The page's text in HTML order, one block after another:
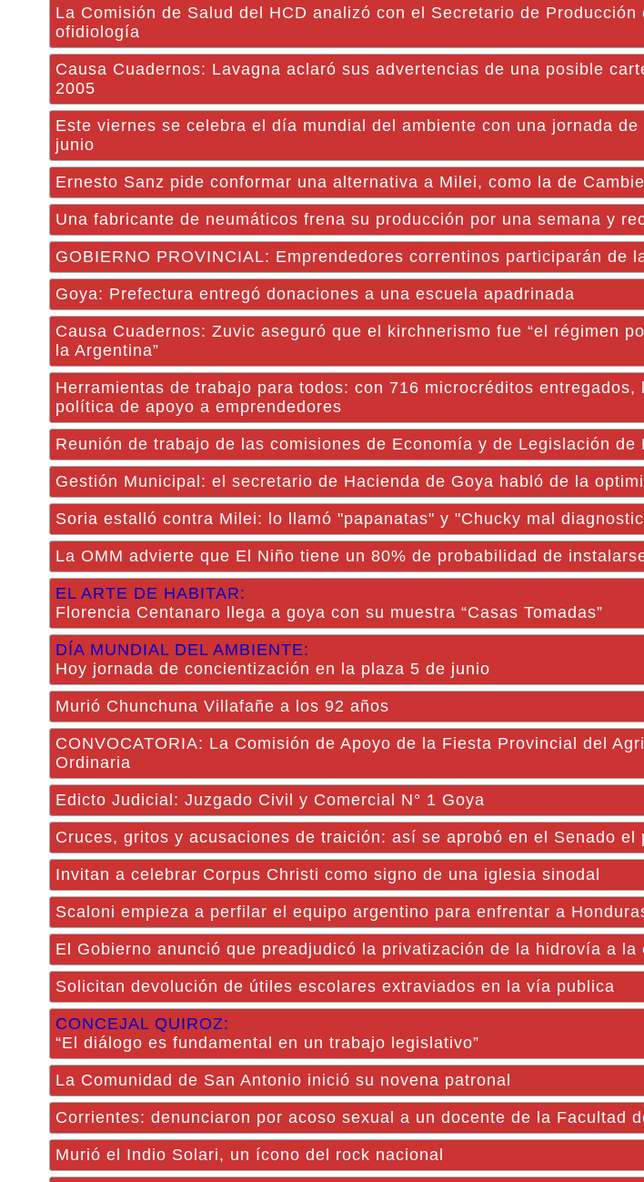
La Comisión de Salud del HCD analizó con el Secretario de
ofidiología
Causa Cuadernos: Lavagna aclaró sus advertencias de una posible
2005
Este viernes se celebra el día mundial del ambiente con una jornada
junio
Ernesto Sanz pide conformar una alternativa a Milei, como la de
Una fabricante de neumáticos frena su producción por una semana y
GOBIERNO PROVINCIAL: Emprendedores correntinos participarán de
Goya: Prefectura entregó donaciones a una escuela apadrinada
Causa Cuadernos: Zuvic aseguró que el kirchnerismo fue “el régimen
la Argentina”
Herramientas de trabajo para todos: con 716 microcréditos
política de apoyo a emprendedores
Reunión de trabajo de las comisiones de Economía y de Legislación de
Gestión Municipal: el secretario de Hacienda de Goya habló de la
Soria estalló contra Milei: lo llamó "papanatas" y "Chucky mal
La OMM advierte que El Niño tiene un 80% de probabilidad de
EL ARTE DE HABITAR:
Florencia Centanaro llega a goya con su muestra “Casas Tomadas”
DÍA MUNDIAL DEL AMBIENTE:
Hoy jornada de concientización en la plaza 5 de junio
Murió Chunchuna Villafañe a los 92 años
CONVOCATORIA: La Comisión de Apoyo de la Fiesta Provincial del
Ordinaria
Edicto Judicial: Juzgado Civil y Comercial N° 1 Goya
Cruces, gritos y acusaciones de traición: así se aprobó en el Senado
Invitan a celebrar Corpus Christi como signo de una iglesia sinodal
Scaloni empieza a perfilar el equipo argentino para enfrentar a
El Gobierno anunció que preadjudicó la privatización de la hidrovía a la
Solicitan devolución de útiles escolares extraviados en la vía publica
CONCEJAL QUIROZ:
“El diálogo es fundamental en un trabajo legislativo”
La Comunidad de San Antonio inició su novena patronal
Corrientes: denunciaron por acoso sexual a un docente de la Facultad
Murió el Indio Solari, un ícono del rock nacional